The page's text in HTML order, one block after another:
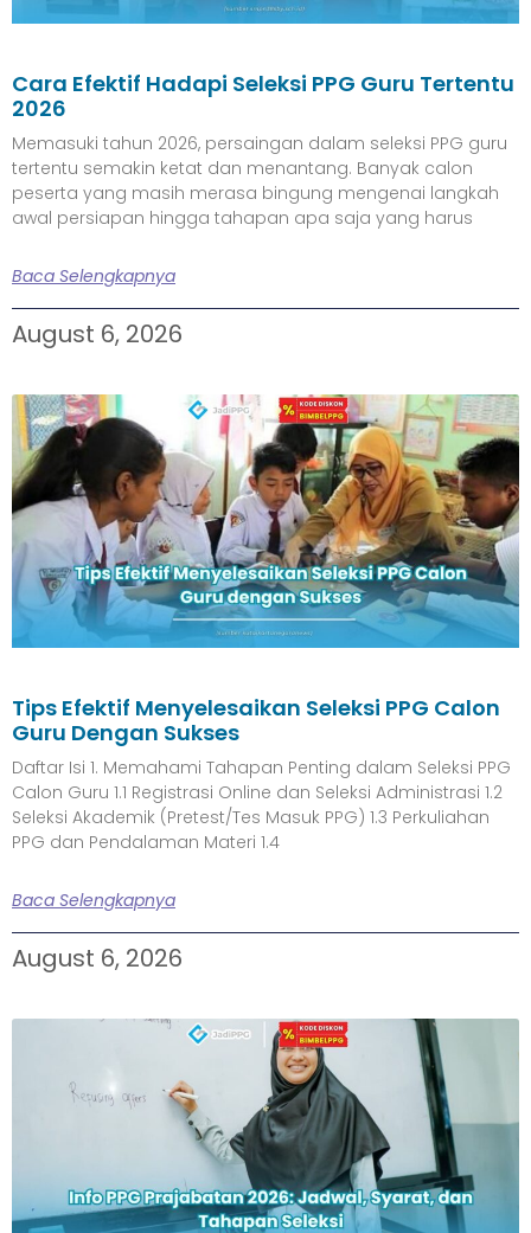
Cara Efektif Hadapi Seleksi PPG Guru Tertentu
2026
Memasuki tahun 2026, persaingan dalam seleksi PPG guru
tertentu semakin ketat dan menantang. Banyak calon
peserta yang masih merasa bingung mengenai langkah
awal persiapan hingga tahapan apa saja yang harus
Baca Selengkapnya
August 6, 2026
Tips Efektif Menyelesaikan Seleksi PPG Calon
Guru Dengan Sukses
Daftar Isi 1. Memahami Tahapan Penting dalam Seleksi PPG
Calon Guru 1.1 Registrasi Online dan Seleksi Administrasi 1.2
Seleksi Akademik (Pretest/Tes Masuk PPG) 1.3 Perkuliahan
PPG dan Pendalaman Materi 1.4
Baca Selengkapnya
August 6, 2026